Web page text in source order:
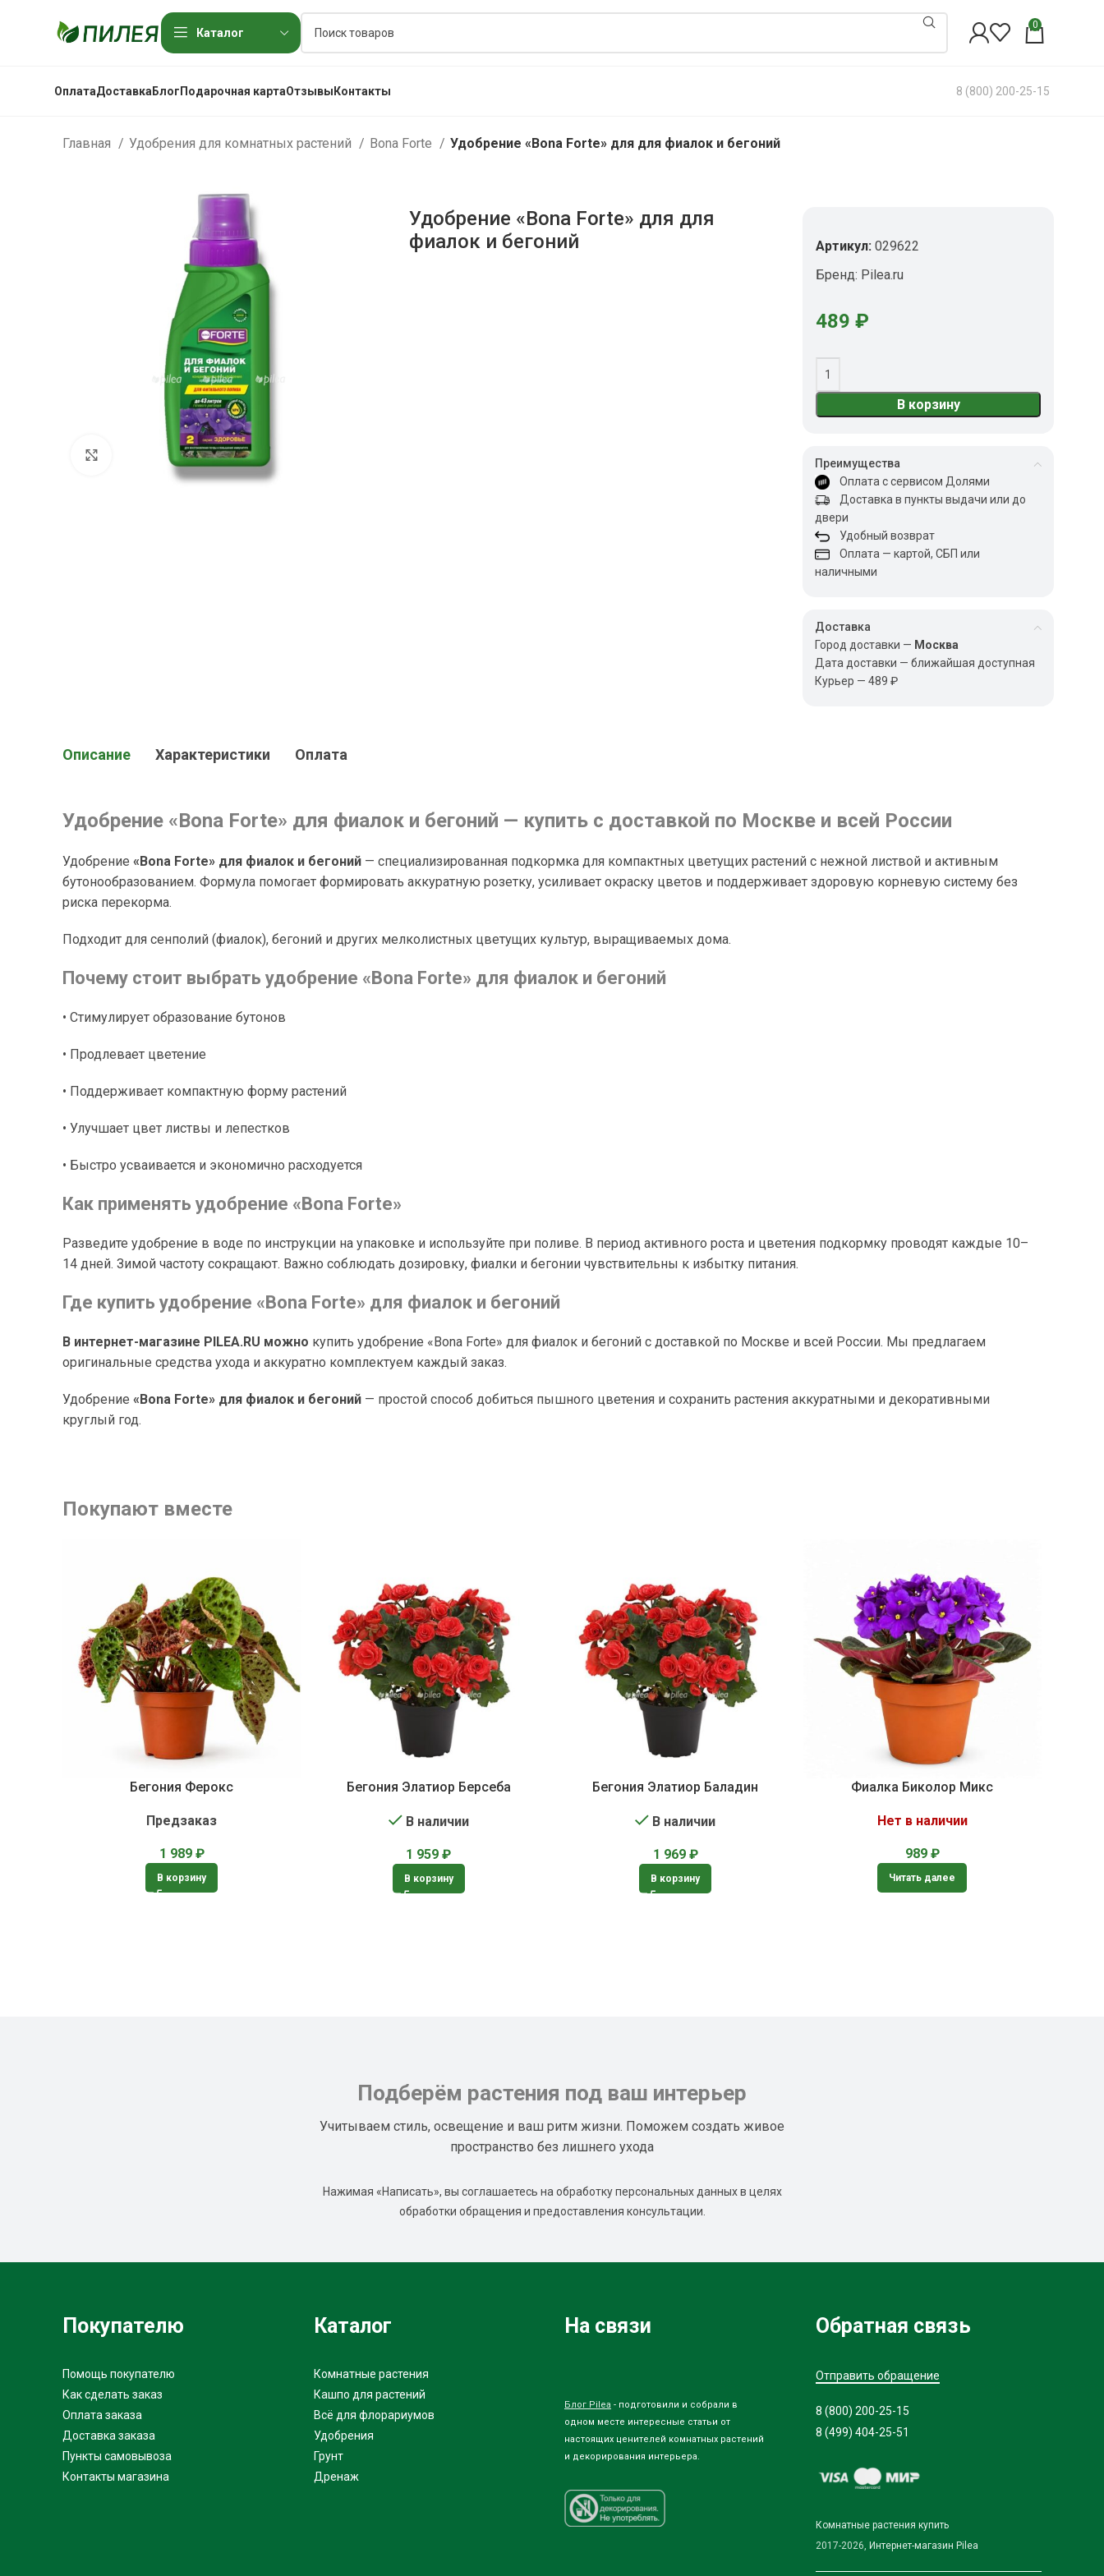
Каталог
0
ОплатаДоставка Блог Подарочная картаОтзывы Контакты 8 (800) 200-25-15
Главная Удобрения для комнатных растений Bona Forte Удобрение «Bona Forte» для для фиалок и бегоний
Нажмите, чтобы увеличить
Удобрение «Bona Forte» для для
фиалок и бегоний
Артикул:029622
Бренд: Pilea.ru
489₽
В корзину
Преимущества
Оплата с сервисом Долями
Доставка в пункты выдачи или до
двери
Удобный возврат
Оплата — картой, СБП или
наличными
Доставка
Город доставки — Москва
Дата доставки — ближайшая доступная
Курьер — 489 ₽
Описание Характеристики Оплата
Удобрение «Bona Forte» для фиалок и бегоний — купить с доставкой по Москве и всей России
Удобрение «Bona Forte» для фиалок и бегоний — специализированная подкормка для компактных цветущих растений с нежной листвой и активным
бутонообразованием. Формула помогает формировать аккуратную розетку, усиливает окраску цветов и поддерживает здоровую корневую систему без
риска перекорма.
Подходит для сенполий (фиалок), бегоний и других мелколистных цветущих культур, выращиваемых дома.
Почему стоит выбрать удобрение «Bona Forte» для фиалок и бегоний
• Стимулирует образование бутонов
• Продлевает цветение
• Поддерживает компактную форму растений
• Улучшает цвет листвы и лепестков
• Быстро усваивается и экономично расходуется
Как применять удобрение «Bona Forte»
Разведите удобрение в воде по инструкции на упаковке и используйте при поливе. В период активного роста и цветения подкормку проводят каждые 10–
14 дней. Зимой частоту сокращают. Важно соблюдать дозировку, фиалки и бегонии чувствительны к избытку питания.
Где купить удобрение «Bona Forte» для фиалок и бегоний
В интернет-магазине PILEA.RU можно купить удобрение «Bona Forte» для фиалок и бегоний с доставкой по Москве и всей России. Мы предлагаем
оригинальные средства ухода и аккуратно комплектуем каждый заказ.
Удобрение «Bona Forte» для фиалок и бегоний — простой способ добиться пышного цветения и сохранить растения аккуратными и декоративными
круглый год.
Покупают вместе
Бегония Ферокс
Предзаказ
1 989 ₽
В корзину
Бегония Элатиор Берсеба
В наличии
1 959₽
В корзину
Бегония Элатиор Баладин
В наличии
1 969 ₽
В корзину
Фиалка Биколор Микс
Нет в наличии
989 ₽
Читать далее
Подберём растения под ваш интерьер
Учитываем стиль, освещение и ваш ритм жизни. Поможем создать живое
пространство без лишнего ухода
Нажимая «Написать», вы соглашаетесь на обработку персональных данных в целях
обработки обращения и предоставления консультации.
Покупателю
Помощь покупателю
Как сделать заказ
Оплата заказа
Доставка заказа
Пункты самовывоза
Контакты магазина
Каталог
Комнатные растения
Кашпо для растений
Всё для флорариумов
Удобрения
Грунт
Дренаж
На связи
Блог Pilea - подготовили и собрали в
одном месте интересные статьи от
настоящих ценителей комнатных растений
и декорирования интерьера.
Обратная связь
Отправить обращение
8 (800) 200-25-15
8 (499) 404-25-51
Комнатные растения купить
2017-2026, Интернет-магазин Pilea